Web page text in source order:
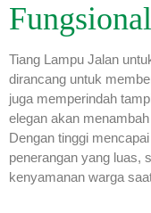
Fungsional
Tiang Lampu Jalan
dirancang untuk
juga memperindah
elegan akan
Dengan tinggi
penerangan yang luas,
kenyamanan warga